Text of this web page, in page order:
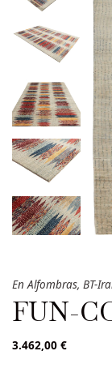
EnAlfombras, BT-
FUN-
3.462,00 €